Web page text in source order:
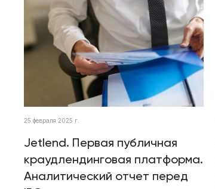
25 февраля 2025 г.
Jetlend. Первая публичная
краудлендинговая платформа.
Аналитический отчет перед